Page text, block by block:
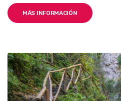
MÁS INFORMACIÓN